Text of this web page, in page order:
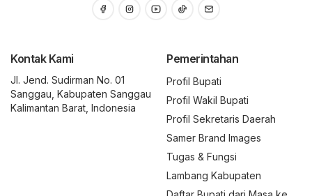
Kontak Kami
Jl. Jend. Sudirman No. 01
Sanggau, Kabupaten Sanggau
Kalimantan Barat, Indonesia
Pemerintahan
Profil Bupati
Profil Wakil Bupati
Profil Sekretaris Daerah
Samer Brand Images
Tugas & Fungsi
Lambang Kabupaten